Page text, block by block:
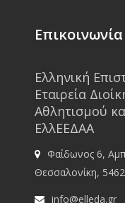
Επικοινωνία
Ελληνική
Εταιρεία
Αθλητισμού
ΕλλΕΕΔΑΑ
Φαίδωνος 6,
Θεσσαλονίκη,
info@elleda.gr